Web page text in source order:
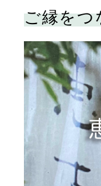
ご縁を